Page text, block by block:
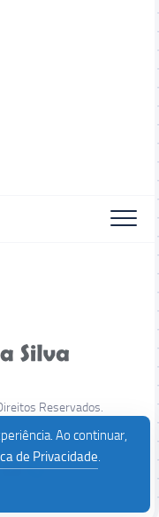
Reservados.
Ao continuar,
de Privacidade.